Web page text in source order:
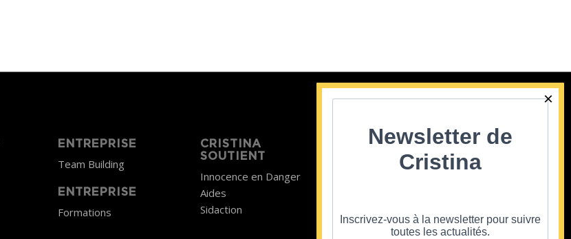
ENTREPRISE
Team Building
ENTREPRISE
Formations
CRISTINA
SOUTIENT
Innocence en Danger
Aides
Sidaction
Contact
Mentions
Newsletter de
Cristina
Inscrivez-vous à la newsletter pour suivre
toutes les actualités.